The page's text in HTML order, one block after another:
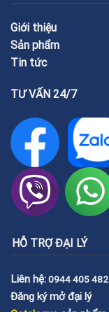
Giới thiệu
Sản phẩm
Tin tức
TƯ VẤN 24/7
HỖ TRỢ ĐẠI LÝ
Liên hệ:0944 405 482
Đăng ký mở đại lý